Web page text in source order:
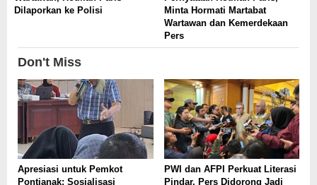
Dilaporkan ke Polisi
Minta Hormati Martabat
Wartawan dan Kemerdekaan
Pers
Don't Miss
Apresiasi untuk Pemkot
Pontianak: Sosialisasi
PWI dan AFPI Perkuat Literasi
Pindar, Pers Didorong Jadi